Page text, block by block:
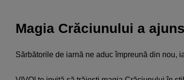
Magia Crăciunului a
Sărbătorile de iarnă ne aduc împreună din nou,